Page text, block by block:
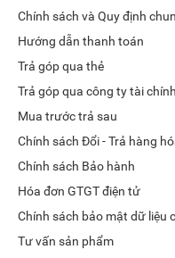
Chính sách và Quy định
Hướng dẫn thanh toán
Trả góp qua thẻ
Trả góp qua công ty tài chính
Mua trước trả sau
Chính sách Đổi - Trả hàng
Chính sách Bảo hành
Hóa đơn GTGT điện tử
Chính sách bảo mật dữ liệu
Tư vấn sản phẩm